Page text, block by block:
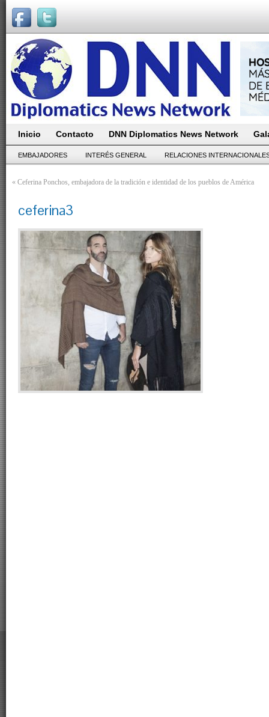
Inicio Contacto DNN Diplomatics News Network
EMBAJADORES INTERÉS GENERAL RELACIONES
« Ceferina Ponchos, embajadora de la tradición e identidad de los pueblos de América
ceferina3